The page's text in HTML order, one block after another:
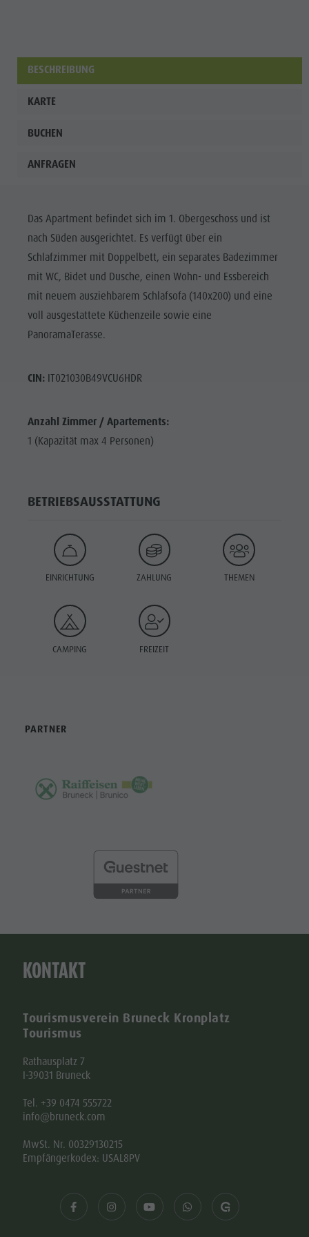
BESCHREIBUNG
KARTE
BUCHEN
ANFRAGEN
Das Apartment befindet sich im 1. Obergeschoss und ist
nach Süden ausgerichtet. Es verfügt über ein
Schlafzimmer mit Doppelbett, ein separates Badezimmer
mit WC, Bidet und Dusche, einen Wohn- und Essbereich
mit neuem ausziehbarem Schlafsofa (140x200) und eine
voll ausgestattete Küchenzeile sowie eine
PanoramaTerasse.
CIN:IT021030B49VCU6HDR
Anzahl Zimmer / Apartements:
1 (Kapazität max 4 Personen)
BETRIEBSAUSSTATTUNG
EINRICHTUNG ZAHLUNG THEMEN
CAMPING FREIZEIT
PARTNER
KONTAKT
Tourismusverein Bruneck Kronplatz
Tourismus
Rathausplatz 7
I-39031 Bruneck
Tel. +39 0474 555722
info@bruneck.com
MwSt. Nr. 00329130215
Empfängerkodex: USAL8PV